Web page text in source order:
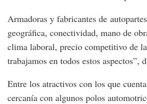
Armadoras y fabricantes de
geográfica, conectividad, mano de
clima laboral, precio competitivo de
trabajamos en todos estos aspectos”,
Entre los atractivos con los que
cercanía con algunos polos